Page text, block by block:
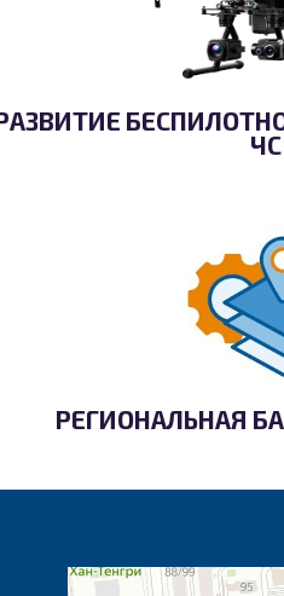
ЧС
РЕГИОНАЛЬНАЯ